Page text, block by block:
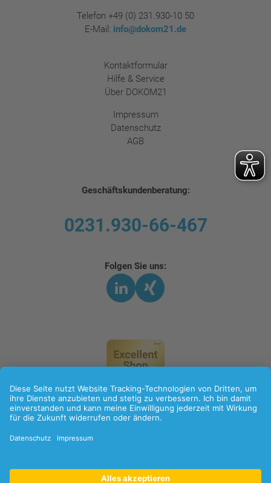
Telefon +49 (0) 231.930-10 50
E-Mail: info@dokom21.de
Kontaktformular
Hilfe & Service
Über DOKOM21
Impressum
Datenschutz
AGB
Geschäftskundenberatung:
0231.930-66-467
Folgen Sie uns:
LinkedIn